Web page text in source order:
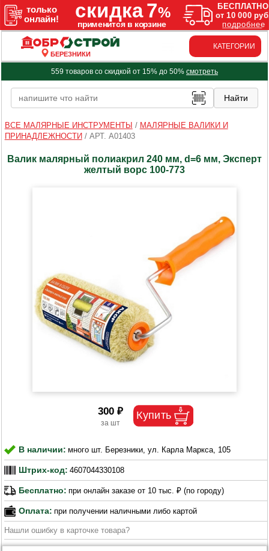
БЕРЕЗНИКИ
КАТЕГОРИИ
559 товаров со скидкой от 15% до 50% смотреть
ВСЕ МАЛЯРНЫЕ ИНСТРУМЕНТЫ / МАЛЯРНЫЕ ВАЛИКИ И
ПРИНАДЛЕЖНОСТИ / АРТ. A01403
Валик малярный полиакрил 240 мм, d=6 мм, Эксперт
желтый ворс 100-773
300 ₽
В наличии: много шт. Березники, ул. Карла Маркса, 105
Штрих-код: 4607044330108
Бесплатно: при онлайн заказе от 10 тыс. ₽ (по городу)
Оплата: при получении наличными либо картой
Нашли ошибку в карточке товара?